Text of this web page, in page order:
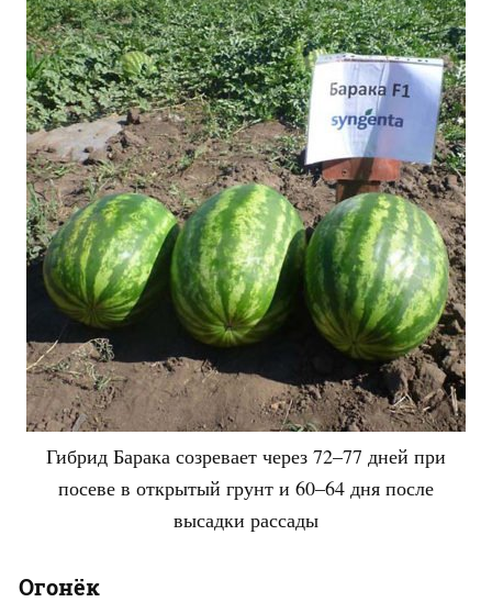
Гибрид Барака созревает через 72–77 дней при
посеве в открытый грунт и 60–64 дня после
высадки рассады
Огонёк